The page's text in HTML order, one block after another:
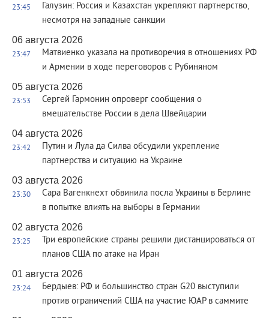
23:45
Галузин: Россия и Казахстан укрепляют партнерство,
несмотря на западные санкции
06 августа 2026
23:47
Матвиенко указала на противоречия в отношениях РФ
и Армении в ходе переговоров с Рубиняном
05 августа 2026
23:53
Сергей Гармонин опроверг сообщения о
вмешательстве России в дела Швейцарии
04 августа 2026
23:42
Путин и Лула да Силва обсудили укрепление
партнерства и ситуацию на Украине
03 августа 2026
23:30
Сара Вагенкнехт обвинила посла Украины в Берлине
в попытке влиять на выборы в Германии
02 августа 2026
23:25
Три европейские страны решили дистанцироваться от
планов США по атаке на Иран
01 августа 2026
23:24
Бердыев: РФ и большинство стран G20 выступили
против ограничений США на участие ЮАР в саммите